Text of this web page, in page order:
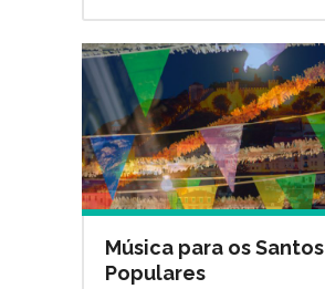
Música para os Santos
Populares